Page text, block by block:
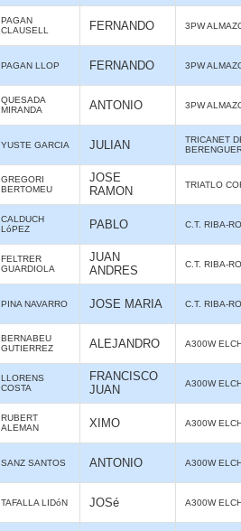
PAGAN
CLAUSELL
FERNANDO 3PW
PAGAN LLOP FERNANDO 3PW
QUESADA
MIRANDA
ANTONIO 3PW
YUSTE GARCIA JULIAN
TRICANET
GREGORI
BERTOMEU
JOSE
RAMON
TRIATLO
CALDUCH
LóPEZ
PABLO C.T. RIBA-
FELTRER
GUARDIOLA
JUAN
ANDRES
C.T. RIBA-
PINA NAVARRO JOSE MARIA C.T. RIBA-
BERNABEU
GUTIERREZ
ALEJANDRO A300W
LLORENS
COSTA
FRANCISCO
JUAN
A300W
RUBERT
ALEMAN
XIMO A300W
SANZ SANTOS ANTONIO A300W
TAFALLA LIDóN JOSé A300W